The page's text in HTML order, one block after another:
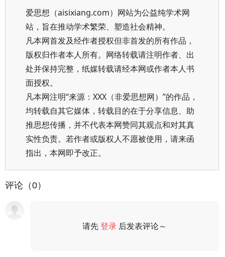
爱思想（aisixiang.com）网站为公益纯学术网
站，旨在推动学术繁荣、塑造社会精神。
凡本网首发及经作者授权但非首发的所有作品，
版权归作者本人所有。网络转载请注明作者、出
处并保持完整，纸媒转载请经本网或作者本人书
面授权。
凡本网注明“来源：XXX（非爱思想网）”的作品，
均转载自其它媒体，转载目的在于分享信息、助
推思想传播，并不代表本网赞同其观点和对其真
实性负责。若作者或版权人不愿被使用，请来函
指出，本网即予改正。
评论（0）
请先登录 后发表评论～